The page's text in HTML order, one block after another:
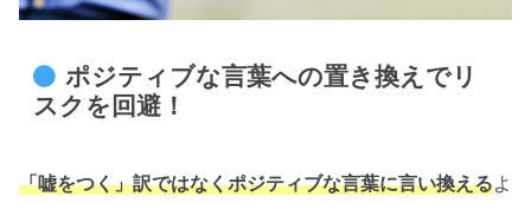
ポジティブな言葉への置き換えでリ
スクを回避！
「嘘をつく」訳ではなくポジティブな言葉に言い換えるよ